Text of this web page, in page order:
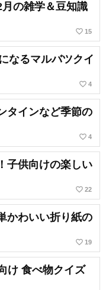
の雑学＆豆知識
favorite_border 15
なるマルバツクイ
favorite_border 4
タインなど季節の
favorite_border 4
子供向けの楽しい
favorite_border 22
かわいい折り紙の
favorite_border 19
け 食べ物クイズ